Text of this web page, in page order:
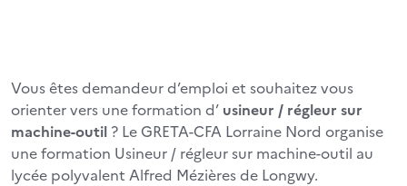
Vous êtes demandeur d’emploi et souhaitez vous
orienter vers une formation d’ usineur / régleur sur
machine-outil ? Le GRETA-CFA Lorraine Nord organise
une formation Usineur / régleur sur machine-outil au
lycée polyvalent Alfred Mézières de Longwy.